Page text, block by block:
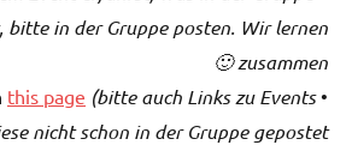
in der Gruppe posten. Wir lernen
zusammen 🙂
• Telegram: Link in
this page (bitte auch Links zu Events
nicht schon in der Gruppe gepostet